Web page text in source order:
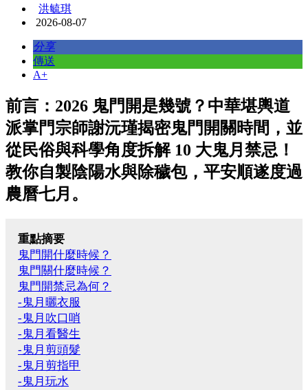
洪毓琪
2026-08-07
分享
傳送
A+
前言：2026 鬼門開是幾號？中華堪輿道
派掌門宗師謝沅瑾揭密鬼門開關時間，並
從民俗與科學角度拆解 10 大鬼月禁忌！
教你自製陰陽水與除穢包，平安順遂度過
農曆七月。
重點摘要
鬼門開什麼時候？
鬼門關什麼時候？
鬼門開禁忌為何？
-鬼月曬衣服
-鬼月吹口哨
-鬼月看醫生
-鬼月剪頭髮
-鬼月剪指甲
-鬼月玩水